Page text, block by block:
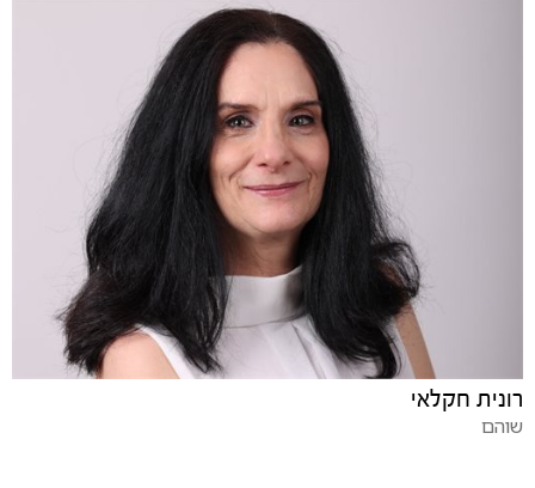
רונית חקלאי
שוהם